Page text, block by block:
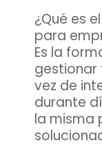
¿Qué es
para
Es la
gestionar
vez de
durante
la misma